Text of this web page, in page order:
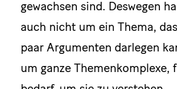
gewachsen sind. Deswegen
auch nicht um ein Thema,
paar Argumenten darlegen
um ganze Themenkomplexe,